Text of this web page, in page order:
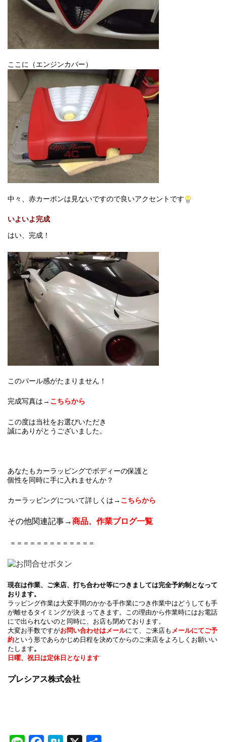
ここに（エンジンカバー）
中々、赤カーボンは見ないですので良いアクセントです
いよいよ完成
はい、完成！
このパール感がたまりません！
完成写真は→ こちらから
この度は当社をお選びいただき
誠にありがとうございました。
あなたもカーラッピングでボディーの保護と
個性を同時に手に入れませんか？
カーラッピングについて詳しくは→ こちらから
その他関連記事→商品、作業ブログ一覧
＝＝＝＝＝＝＝＝＝＝＝＝＝
現在は作業、ご来店、打ち合わせ等につきましては完全予約制となって
おります。
ラッピング作業は大変手間のかかる手作業につき作業中はどうしても手
が離せるタイミングが決まってきます。この理由から作業時にはお電話
にで出られないのと同時に、お店も閉めております。
大変お手数ですがお問い合わせはメールにて、ご来店も メールにてご予
約という形であらかじめ日程を決めてからのご来店をよろしくお願いい
たします。
日曜、祝日は定休日となります
プレシアス株式会社